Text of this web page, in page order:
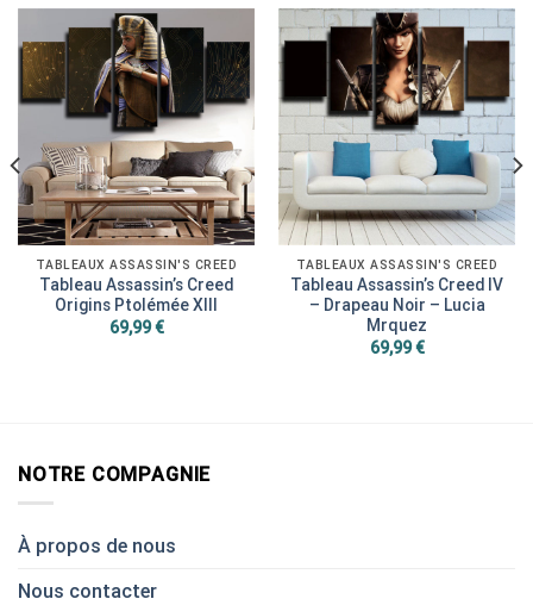
TABLEAUX ASSASSIN'S CREED
Tableau Assassin’s Creed
Origins Ptolémée XIII
69,99€
TABLEAUX ASSASSIN'S CREED
Tableau Assassin’s Creed IV
– Drapeau Noir – Lucia
Mrquez
69,99€
NOTRE COMPAGNIE
À propos de nous
Nous contacter